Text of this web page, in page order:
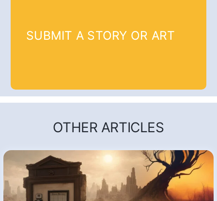
SUBMIT A STORY OR ART
OTHER ARTICLES